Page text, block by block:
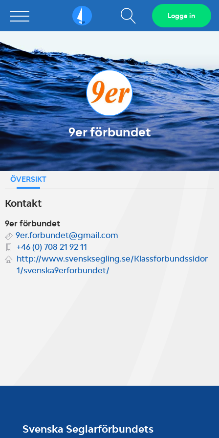
Sailarena Visa
sökfält
Logga in
9er förbundet
ÖVERSIKT
Kontakt
9er förbundet
9er.forbundet@gmail.com
+46 (0) 708 21 92 11
http://www.svensksegling.se/Klassforbundssidor
1/svenska9erforbundet/
Svenska Seglarförbundets